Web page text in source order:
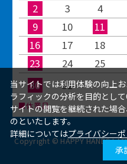
2
3 4
9
10 11
16
17 18
23
24 25
30
31
■休業日
Copyright © HAPPY HANDS
当サイトでは利用体験の向上
ラフィックの分析を目的とし
サイトの閲覧を継続された場
のといたします。
詳細についてはプライバシー
承